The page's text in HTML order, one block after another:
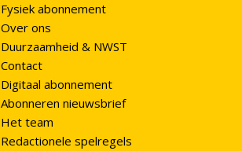
Fysiek abonnement
Over ons
Duurzaamheid & NWST
Contact
Digitaal abonnement
Abonneren nieuwsbrief
Het team
Redactionele spelregels